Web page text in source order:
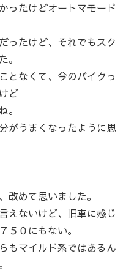
ったけどオートマモード
ったけど、それでもスク
。
となくて、今のバイクっ
ど
。
がうまくなったように思
改めて思いました。
えないけど、旧車に感じ
５０にもない。
もマイルド系ではあるん